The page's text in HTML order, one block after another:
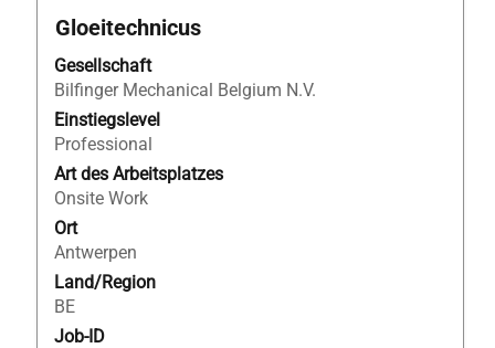
Stellenbezeichnung
Gloeitechnicus
Gesellschaft
Bilfinger Mechanical Belgium N.V.
Einstiegslevel
Professional
Art des Arbeitsplatzes
Onsite Work
Ort
Antwerpen
Land/Region
BE
Job-ID
Drücken
die
Leertaste,
um
die
Stelleninformationen
vollständig
anzuzeigen.